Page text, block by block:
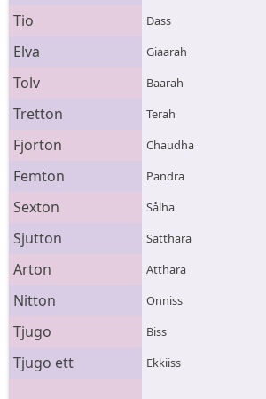
Tio Dass
Elva Giaarah
Tolv Baarah
Tretton Terah
Fjorton Chaudha
Femton Pandra
Sexton Sålha
Sjutton Satthara
Arton Atthara
Nitton Onniss
Tjugo Biss
Tjugo ett Ekkiiss